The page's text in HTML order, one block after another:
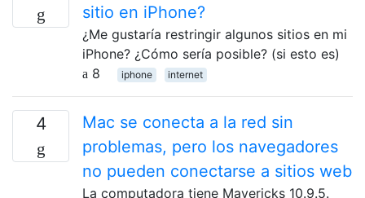
sitio en iPhone?
¿Me gustaría restringir algunos sitios en mi
iPhone? ¿Cómo sería posible? (si esto es)
8
iphone internet
4
Mac se conecta a la red sin
problemas, pero los navegadores
no pueden conectarse a sitios web
La computadora tiene Mavericks 10.9.5.